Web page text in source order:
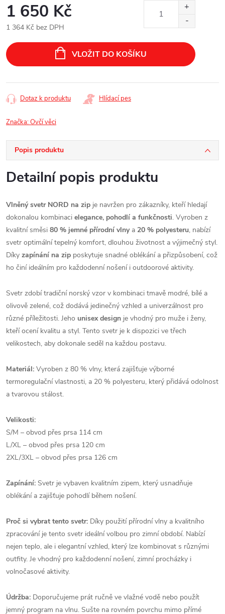
1 650 Kč
1 364 Kč bez DPH
cena:
VLOŽIT DO KOŠÍKU
Dotaz k produktu Hlídací pes
Značka:Ovčí věci
Popis produktu
Detailní popis produktu
Vlněný svetr NORD na zip je navržen pro zákazníky, kteří hledají
dokonalou kombinaci elegance, pohodlí a funkčnosti. Vyroben z
kvalitní směsi 80 % jemné přírodní vlnya 20 % polyesteru, nabízí
svetr optimální tepelný komfort, dlouhou životnost a výjimečný styl.
Díky zapínání na zip poskytuje snadné oblékání a přizpůsobení, což
ho činí ideálním pro každodenní nošení i outdoorové aktivity.
Svetr zdobí tradiční norský vzor v kombinaci tmavě modré, bílé a
olivově zelené, což dodává jedinečný vzhled a univerzálnost pro
různé příležitosti. Jeho unisex design je vhodný pro muže i ženy,
kteří ocení kvalitu a styl. Tento svetr je k dispozici ve třech
velikostech, aby dokonale seděl na každou postavu.
Materiál: Vyroben z 80 % vlny, která zajišťuje výborné
termoregulační vlastnosti, a 20 % polyesteru, který přidává odolnost
a tvarovou stálost.
Velikosti:
S/M – obvod přes prsa 114 cm
L/XL – obvod přes prsa 120 cm
2XL/3XL – obvod přes prsa 126 cm
Zapínání: Svetr je vybaven kvalitním zipem, který usnadňuje
oblékání a zajišťuje pohodlí během nošení.
Proč si vybrat tento svetr: Díky použití přírodní vlny a kvalitního
zpracování je tento svetr ideální volbou pro zimní období. Nabízí
nejen teplo, ale i elegantní vzhled, který lze kombinovat s různými
outfity. Je vhodný pro každodenní nošení, zimní procházky i
volnočasové aktivity.
Údržba: Doporučujeme prát ručně ve vlažné vodě nebo použít
jemný program na vlnu. Sušte na rovném povrchu mimo přímé